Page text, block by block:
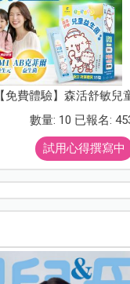
【免費體驗】森活舒敏兒
數量: 10 已報名:
試用心得撰寫中